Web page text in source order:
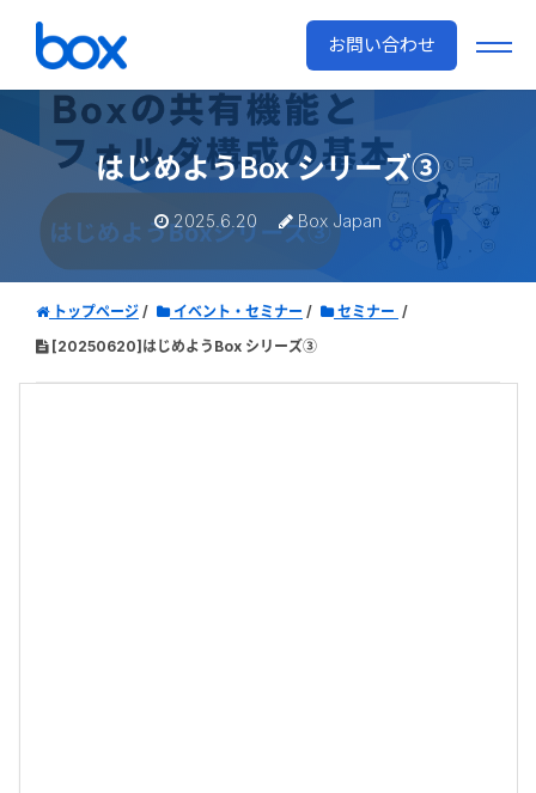
お問い合わせ
はじめようBox シリーズ③
2025.6.20 Box Japan
トップページ イベント・セミナー
セミナー
[20250620]はじめようBox シリーズ③